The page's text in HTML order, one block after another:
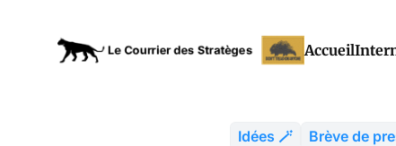
Accueil
Idées 🪄 Brève de